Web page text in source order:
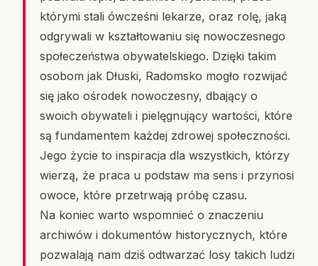
którymi stali ówcześni lekarze, oraz rolę, jaką
odgrywali w kształtowaniu się nowoczesnego
społeczeństwa obywatelskiego. Dzięki takim
osobom jak Dłuski, Radomsko mogło rozwijać
się jako ośrodek nowoczesny, dbający o
swoich obywateli i pielęgnujący wartości, które
są fundamentem każdej zdrowej społeczności.
Jego życie to inspiracja dla wszystkich, którzy
wierzą, że praca u podstaw ma sens i przynosi
owoce, które przetrwają próbę czasu.
Na koniec warto wspomnieć o znaczeniu
archiwów i dokumentów historycznych, które
pozwalają nam dziś odtwarzać losy takich ludzi